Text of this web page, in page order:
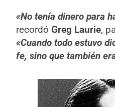
«No tenía dinero para
recordó Greg Laurie,
«Cuando todo estuvo
fe, sino que también